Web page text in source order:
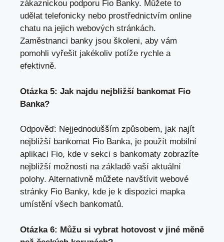
zákaznickou podporu ⁤Fio⁤ Banky. Můžete‌ to
udělat telefonicky nebo prostřednictvím online
‍chatu na jejich webových stránkách.
Zaměstnanci banky jsou školeni, aby vám
pomohli vyřešit‍ jakékoliv potíže rychle a
efektivně.
Otázka‌ 5: Jak ⁣najdu nejbližší‍ bankomat Fio
Banka?
Odpověď: Nejjednodušším způsobem, jak⁤ najít
nejbližší⁣ bankomat Fio Banka, je použít‌ mobilní
aplikaci Fio, kde ‌v‌ sekci s bankomaty zobrazíte
nejbližší možnosti na základě vaší aktuální
polohy.​ Alternativně můžete ⁣navštívit webové
stránky Fio Banky, ‌kde je k ‌dispozici mapka
umístění‌ všech bankomatů.
Otázka 6: Můžu si vybrat⁢ hotovost v jiné měně